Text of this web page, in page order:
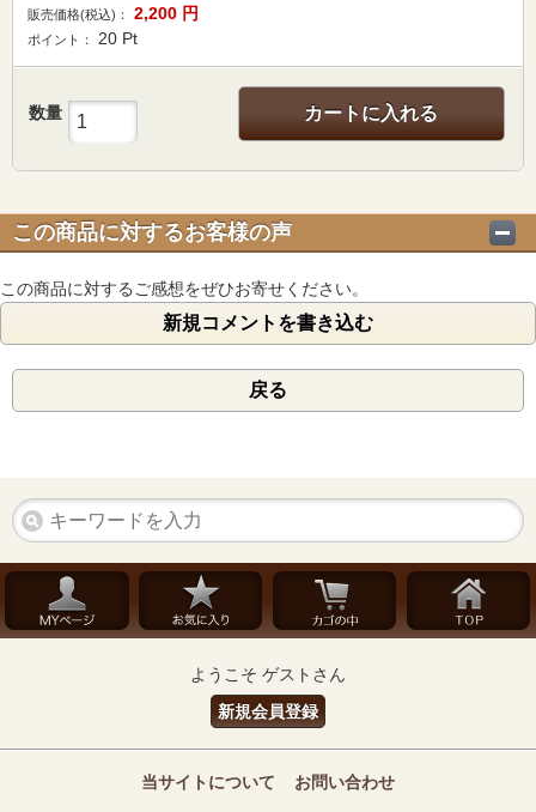
販売価格(税込)： 2,200 円
ポイント： 20 Pt
数量 カートに入れる
この商品に対するお客様の声
この商品に対するご感想をぜひお寄せください。
新規コメントを書き込む
戻る
ようこそ ゲストさん
新規会員登録
当サイトについて お問い合わせ